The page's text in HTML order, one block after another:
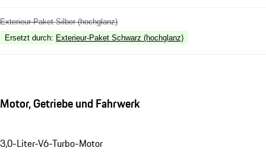
Exterieur-Paket Silber (hochglanz)
Ersetzt durch: Exterieur-Paket Schwarz (hochglanz)
Motor, Getriebe und Fahrwerk
3,0-Liter-V6-Turbo-Motor